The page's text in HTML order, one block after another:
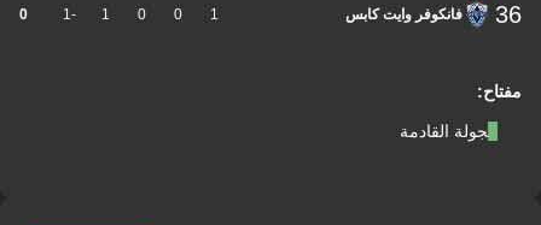
مفتاح:
الجولة القادمة
36 فانكوفر وايت كابس 1
0
0
1
-1
0